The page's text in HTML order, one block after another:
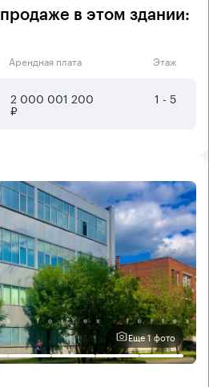
в этом здании:
Арендная плата Этаж
2 000 001 200
₽
1 - 5
Еще 1 фото